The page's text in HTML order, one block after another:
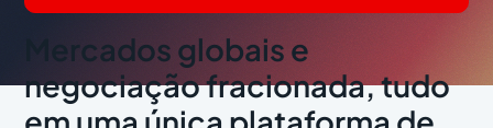
Mercados globais e
negociação fracionada, tudo